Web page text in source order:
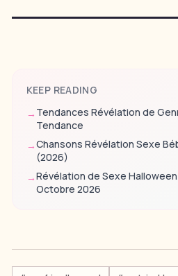
KEEP READING
→ Tendances Révélation de
Tendance
→Chansons Révélation Sexe
(2026)
→Révélation de Sexe
Octobre 2026